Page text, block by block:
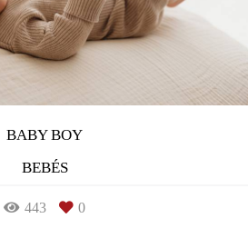
BABY BOY
BEBÉS
443 0